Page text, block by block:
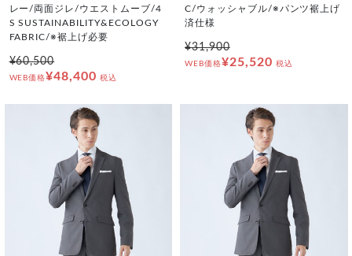
レー/両面ジレ/ウエストムーブ/4
S SUSTAINABILITY&ECOLOGY
FABRIC/※裾上げ必要
¥60,500
WEB価格¥48,400 税込
C/ウォッシャブル/※パンツ裾上げ
済仕様
¥31,900
WEB価格¥25,520 税込